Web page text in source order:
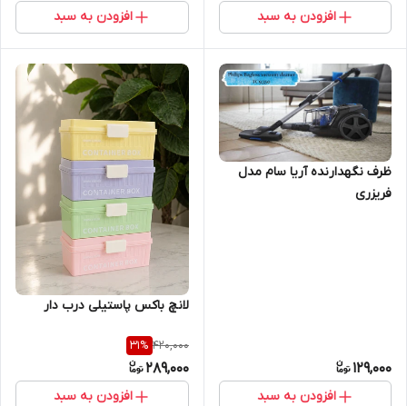
افزودن به سبد افزودن به سبد
ظرف نگهدارنده آریا سام مدل
فریزری
129,000
افزودن به سبد
لانچ باکس پاستیلی درب دار
420,000
31%
289,000
افزودن به سبد